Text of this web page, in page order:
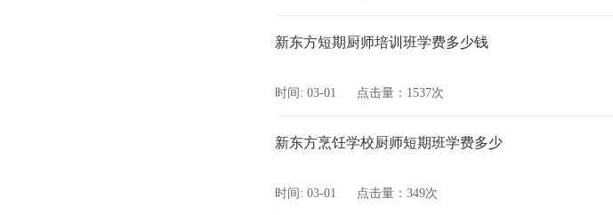
新东方短期厨师培训班学费多少钱
时间: 03-01 点击量：1537次
新东方烹饪学校厨师短期班学费多少
时间: 03-01 点击量：349次